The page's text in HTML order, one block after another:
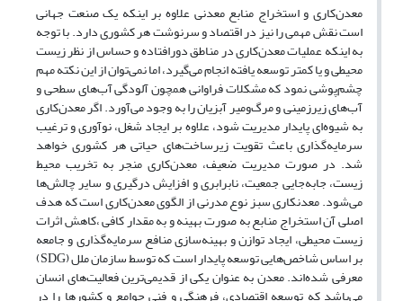
معدن‌کاری و استخراج منابع معدنی علاوه بر اینکه یک صنعت جهانی
است نقش مهمی را نیز در اقتصاد و سرنوشت هر کشوری دارد. با توجه
به اینکه عملیات معدن‌کاری در مناطق دورافتاده و حساس از نظر زیست
محیطی و یا کمتر توسعه یافته انجام می‌گیرد، اما نمی‌توان از این نکته مهم
چشم‌پوشی نمود که مشکلات فراوانی همچون آلودگی آب‌های سطحی و
آب‌های زیرزمینی و مرگ‌ومیر آبزیان را به‌ وجود می‌آورد. اگر معدن‌کاری
به شیوه‌ای پایدار مدیریت شود، علاوه بر ایجاد شغل، نوآوری و ترغیب
سرمایه‌گذاری باعث تقویت زیرساخت‌های حیاتی هر کشوری خواهد
شد. در صورت مدیریت ضعیف، معدن‌کاری منجر به تخریب محیط
‌زیست، جابه‌جایی جمعیت، نابرابری و افزایش درگیری و سایر چالش‌ها
می‌شود. معدنکاری سبز نوع مدرنی از الگوی معدن‌کاری است که هدف
اصلی آن استخراج منابع به صورت بهینه و به مقدار کافی ،کاهش اثرات
زیست محیطی، ایجاد توازن و بهینه‌سازی منافع سرمایه‌گذاری و جامعه
بر اساس شاخص‌هایی توسعه پایدار است که توسط سازمان ملل (SDG)
معرفی شده‌اند. معدن به عنوان یکی از قدیمی‌ترین فعالیت‌های انسان